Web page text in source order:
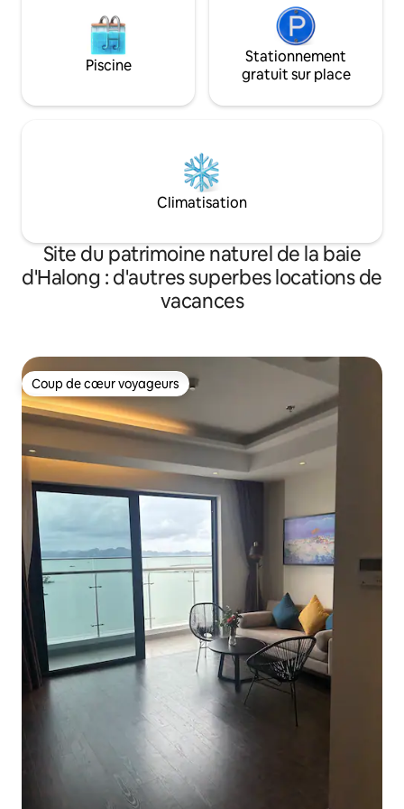
Piscine
Stationnement
gratuit sur place
Climatisation
Site du patrimoine naturel de la baie
d'Halong : d'autres superbes locations de
vacances
Coup de cœur voyageurs
Coup de cœur voyageurs